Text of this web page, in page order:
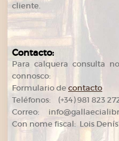
cliente.
Contacto:
Para calquera consulta
connosco:
Formulario decontacto
Teléfonos: (+34) 981 823
Correo:
Con nome fiscal: Lois